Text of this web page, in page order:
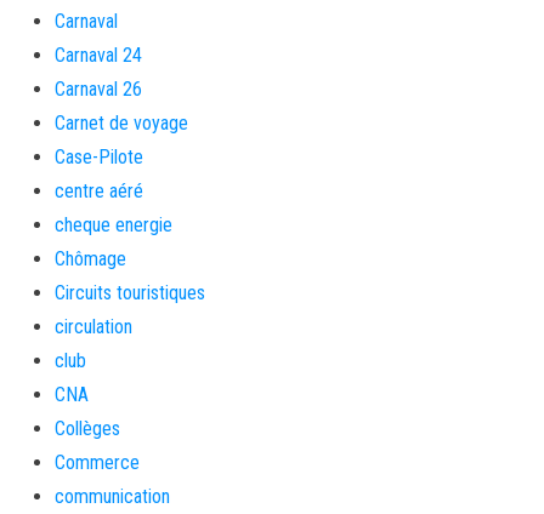
Carnaval
Carnaval 24
Carnaval 26
Carnet de voyage
Case-Pilote
centre aéré
cheque energie
Chômage
Circuits touristiques
circulation
club
CNA
Collèges
Commerce
communication